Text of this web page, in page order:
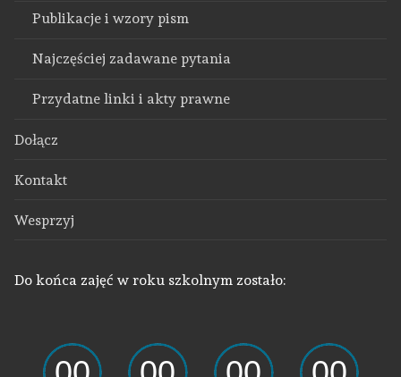
Publikacje i wzory pism
Najczęściej zadawane pytania
Przydatne linki i akty prawne
Dołącz
Kontakt
Wesprzyj
Do końca zajęć w roku szkolnym zostało: